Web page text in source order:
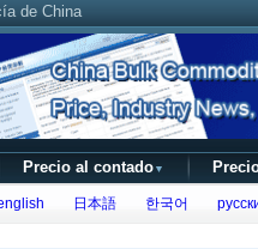
de China
Precio al contado ▼
日本語 한국어